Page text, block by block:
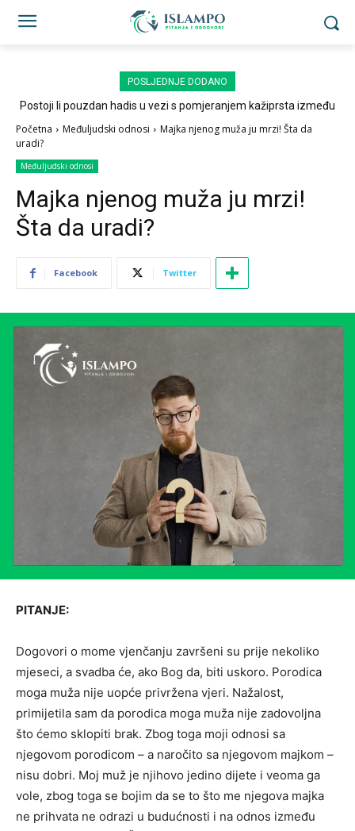
POSLJEDNJE DODANO
Postoji li pouzdan hadis u vezi s pomjeranjem kažiprsta između
Početna Međuljudski odnosi
Majka njenog muža ju mrzi! Šta da
uradi?
Međuljudski odnosi
Majka njenog muža ju mrzi!
Šta da uradi?
Facebook Twitter
PITANJE:
Dogovori o mome vjenčanju završeni su prije nekoliko
mjeseci, a svadba će, ako Bog da, biti uskoro. Porodica
moga muža nije uopće privržena vjeri. Nažalost,
primijetila sam da porodica moga muža nije zadovoljna
što ćemo sklopiti brak. Zbog toga moji odnosi sa
njegovom porodicom – a naročito sa njegovom majkom –
nisu dobri. Moj muž je njihovo jedino dijete i veoma ga
vole, zbog toga se bojim da se to što me njegova majka
ne prihvata ne odrazi u budućnosti i na odnos između